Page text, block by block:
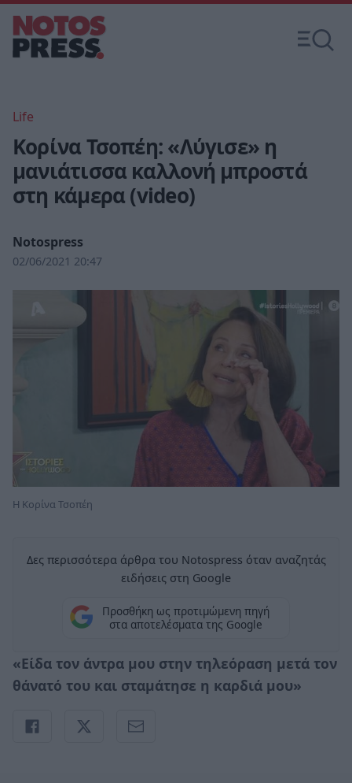
Life
Κορίνα Τσοπέη: «Λύγισε» η
μανιάτισσα καλλονή μπροστά
στη κάμερα (video)
Notospress
02/06/2021 20:47
Η Κορίνα Τσοπέη
Δες περισσότερα άρθρα του Notospress όταν αναζητάς
ειδήσεις στη Google
Προσθήκη ως προτιμώμενη πηγή
στα αποτελέσματα της Google
«Είδα τον άντρα μου στην τηλεόραση μετά τον
θάνατό του και σταμάτησε η καρδιά μου»